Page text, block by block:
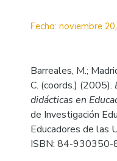
Fecha: noviembre
Barreales, M.;
C. (coords.) (2005).
didácticas en
de Investigación
Educadores de las
ISBN: 84-930350-